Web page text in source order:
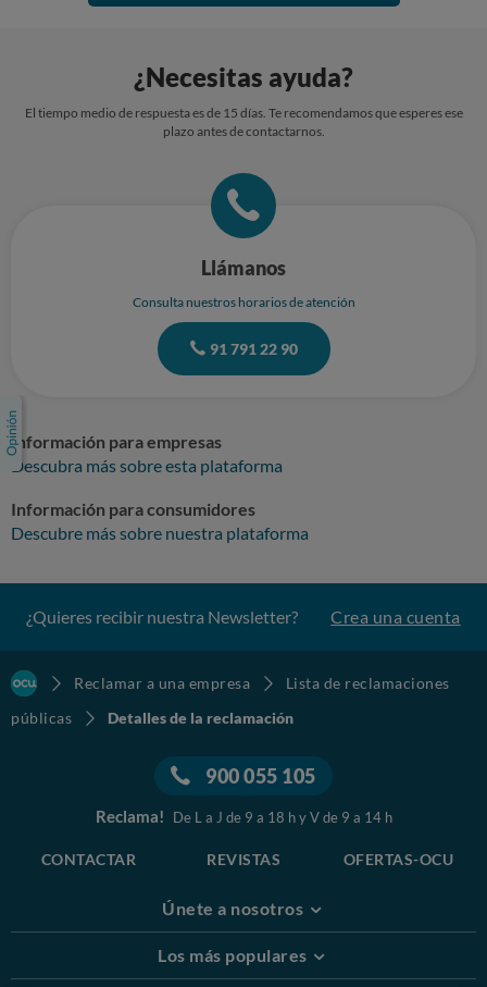
– la confirmación de la ubicación exacta de las entradas,
– o alternativamente la conversión del anticipo en un vale reutilizable.
facilitado información esencial previa suficiente sobre el producto
contratado, lo que limita mi capacidad de decisión como consumidora.
Por favor, necesito ayuda, espero tras tantos años y su supuesta marca
un trato y solución a la altura esperada.
¿Necesitas ayuda?
El tiempo medio de respuesta es de 15 días. Te recomendamos que esperes ese
plazo antes de contactarnos.
Llámanos
Consulta nuestros horarios de atención
91 791 22 90
Información para empresas
Descubra más sobre esta plataforma
Información para consumidores
Descubre más sobre nuestra plataforma
¿Quieres recibir nuestra Newsletter? Crea una cuenta
Reclamar a una empresa
Lista de reclamaciones
públicas
Detalles de la reclamación
900 055 105
Reclama! De L a J de 9 a 18 h y V de 9 a 14 h
CONTACTAR REVISTAS OFERTAS-OCU
Únete a nosotros
Los más populares